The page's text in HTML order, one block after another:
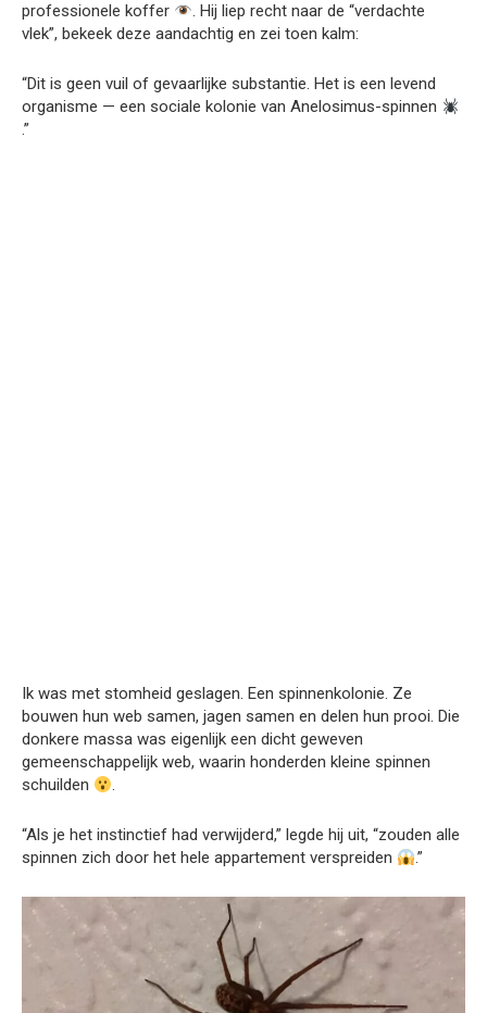
professionele koffer
. Hij liep recht naar de “verdachte
vlek”, bekeek deze aandachtig en zei toen kalm:
“Dit is geen vuil of gevaarlijke substantie. Het is een levend
organisme — een sociale kolonie van Anelosimus-spinnen
.”
Ik was met stomheid geslagen. Een spinnenkolonie. Ze
bouwen hun web samen, jagen samen en delen hun prooi. Die
donkere massa was eigenlijk een dicht geweven
gemeenschappelijk web, waarin honderden kleine spinnen
schuilden
.
“Als je het instinctief had verwijderd,” legde hij uit, “zouden alle
spinnen zich door het hele appartement verspreiden
.”